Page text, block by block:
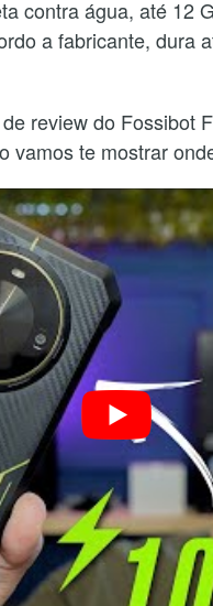
contra água, até 12
a fabricante, dura
review do Fossibot
vamos te mostrar